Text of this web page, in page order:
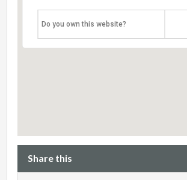
Do you own this website?
Share this